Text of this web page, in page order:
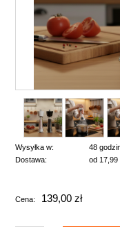
Wysyłka w:
48
Dostawa:
od 17,99
Cena nie zawiera
Cena: 139,00 zł